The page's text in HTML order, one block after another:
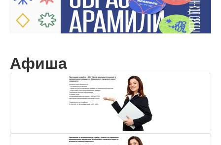
Афиша